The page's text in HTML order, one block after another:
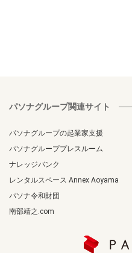
パソナグループ関連サイト
パソナグループの起業家支援
パソナグループプレスルーム
ナレッジバンク
レンタルスペース Annex Aoyama
パソナ令和財団
南部靖之.com